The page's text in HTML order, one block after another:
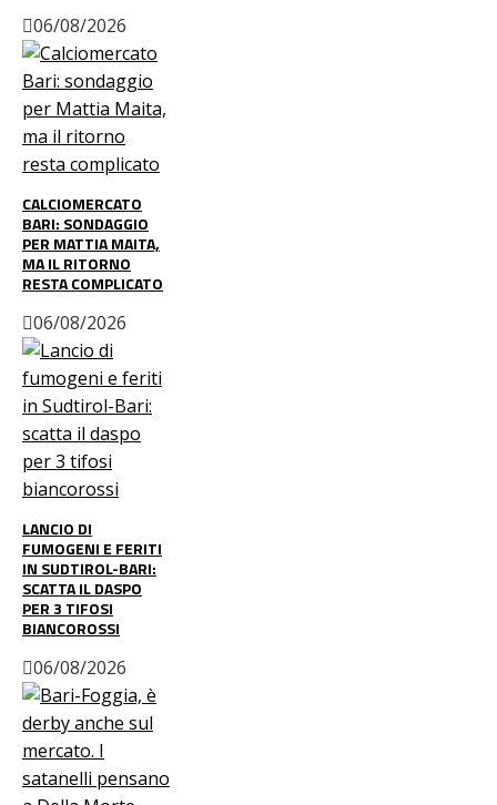
06/08/2026
CALCIOMERCATO
BARI: SONDAGGIO
PER MATTIA MAITA,
MA IL RITORNO
RESTA COMPLICATO
06/08/2026
LANCIO DI
FUMOGENI E FERITI
IN SUDTIROL-BARI:
SCATTA IL DASPO
PER 3 TIFOSI
BIANCOROSSI
06/08/2026